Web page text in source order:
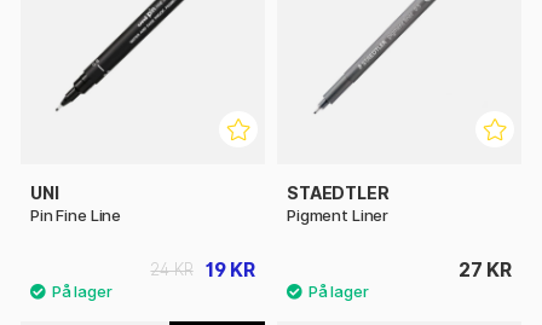
UNI
Pin Fine Line
19 KR
24 KR
STAEDTLER
Pigment Liner
27 KR